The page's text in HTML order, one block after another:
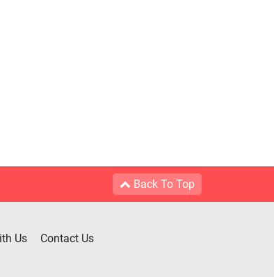
Back To Top
Us Contact Us